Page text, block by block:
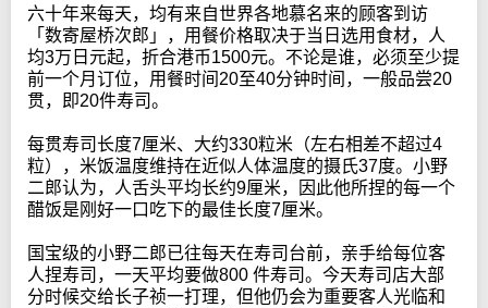
六十年来每天，均有来自世界各地慕名来的顾客到访
「数寄屋桥次郎」，用餐价格取决于当日选用食材，人
均3万日元起，折合港币1500元。不论是谁，必须至少提
前一个月订位，用餐时间20至40分钟时间，一般品尝20
贯，即20件寿司。
每贯寿司长度7厘米、大约330粒米（左右相差不超过4
粒），米饭温度维持在近似人体温度的摄氏37度。小野
二郎认为，人舌头平均长约9厘米，因此他所捏的每一个
醋饭是刚好一口吃下的最佳长度7厘米。
国宝级的小野二郎已往每天在寿司台前，亲手给每位客
人捏寿司，一天平均要做800 件寿司。今天寿司店大部
分时候交给长子祯一打理，但他仍会为重要客人光临和